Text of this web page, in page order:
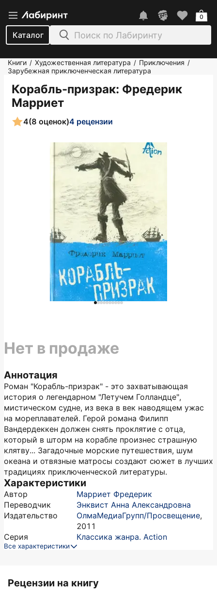
Каталог
0
Книги / Художественная литература / Приключения /
Зарубежная приключенческая литература
Корабль-призрак: Фредерик
Марриет
4(8 оценок)4 рецензии
Аннотация
Роман "Корабль-призрак" - это захватывающая
история о легендарном "Летучем Голландце",
мистическом судне, из века в век наводящем ужас
на мореплавателей. Герой романа Филипп
Вандердеккен должен снять проклятие с отца,
который в шторм на корабле произнес страшную
клятву... Загадочные морские путешествия, шум
океана и отвязные матросы создают сюжет в лучших
традициях приключенческой литературы.
Характеристики
Автор
Марриет Фредерик
Переводчик
Энквист Анна Александровна
Издательство
ОлмаМедиаГрупп/Просвещение,
2011
Серия
Классика жанра. Action
Все характеристики
Нет в продаже
Рецензии на книгу